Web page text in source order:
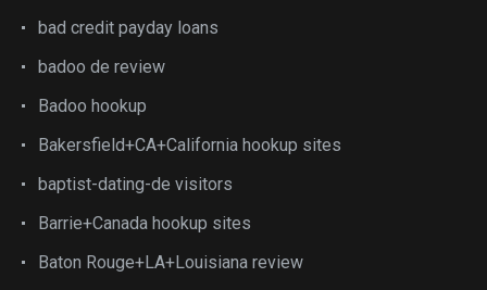
bad credit payday loans
badoo de review
Badoo hookup
Bakersfield+CA+California hookup sites
baptist-dating-de visitors
Barrie+Canada hookup sites
Baton Rouge+LA+Louisiana review